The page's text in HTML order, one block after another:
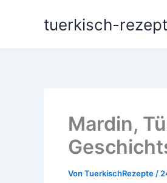
tuerkisch-
Mardin,
Von TuerkischRezepte /